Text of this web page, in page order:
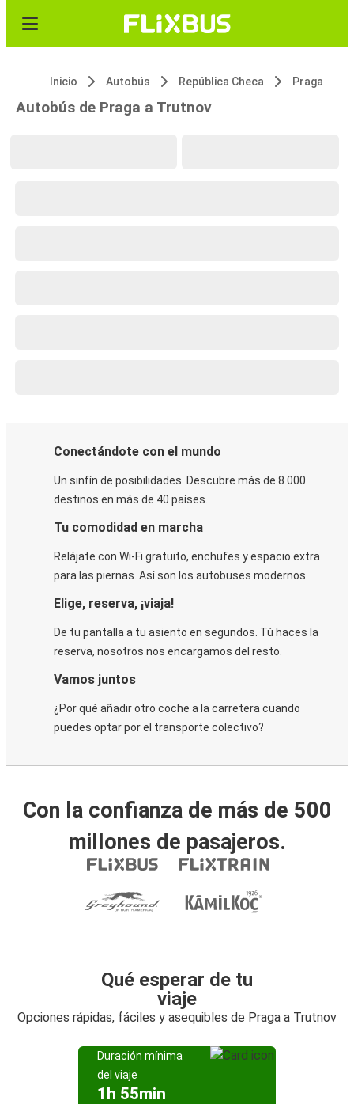
Inicio Autobús República Checa Praga
Autobús de Praga a Trutnov
Conectándote con el mundo
Un sinfín de posibilidades. Descubre más de 8.000
destinos en más de 40 países.
Tu comodidad en marcha
Relájate con Wi-Fi gratuito, enchufes y espacio extra
para las piernas. Así son los autobuses modernos.
Elige, reserva, ¡viaja!
De tu pantalla a tu asiento en segundos. Tú haces la
reserva, nosotros nos encargamos del resto.
Vamos juntos
¿Por qué añadir otro coche a la carretera cuando
puedes optar por el transporte colectivo?
Con la confianza de más de 500
millones de pasajeros.
Qué esperar de tu
viaje
Opciones rápidas, fáciles y asequibles de Praga a Trutnov
Duración mínima
del viaje
1h 55min